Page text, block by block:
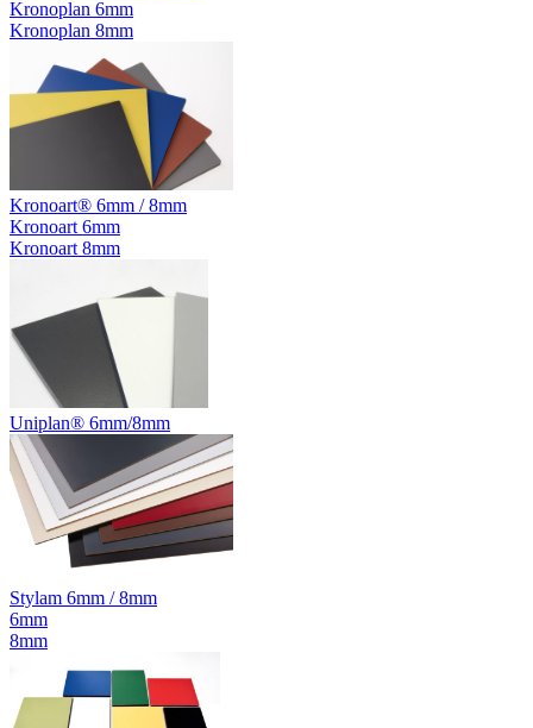
Kronoplan 6mm
Kronoplan 8mm
Kronoart® 6mm / 8mm
Kronoart 6mm
Kronoart 8mm
Uniplan® 6mm/8mm
Stylam 6mm / 8mm
6mm
8mm